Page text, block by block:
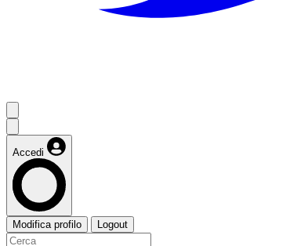
Accedi
Modifica profilo Logout